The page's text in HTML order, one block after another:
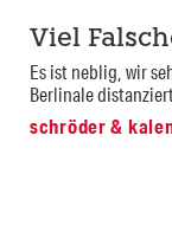
Viel
Es ist neblig, wir
Berlinale
schröder &